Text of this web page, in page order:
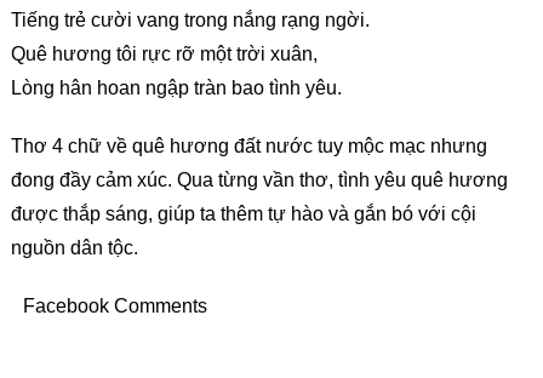
Tiếng trẻ cười vang trong nắng rạng ngời.
Quê hương tôi rực rỡ một trời xuân,
Lòng hân hoan ngập tràn bao tình yêu.
Thơ 4 chữ về quê hương đất nước tuy mộc mạc nhưng
đong đầy cảm xúc. Qua từng vần thơ, tình yêu quê hương
được thắp sáng, giúp ta thêm tự hào và gắn bó với cội
nguồn dân tộc.
Facebook Comments